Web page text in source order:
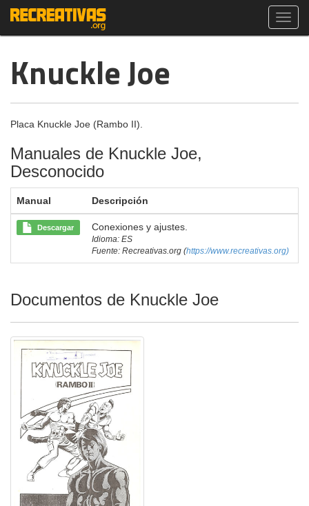
Knuckle Joe
Placa Knuckle Joe (Rambo II).
Manuales de Knuckle Joe,
Desconocido
Manual Descripción
Descargar Conexiones y ajustes.
Idioma: ES
Fuente: Recreativas.org (https://www.recreativas.org)
Documentos de Knuckle Joe